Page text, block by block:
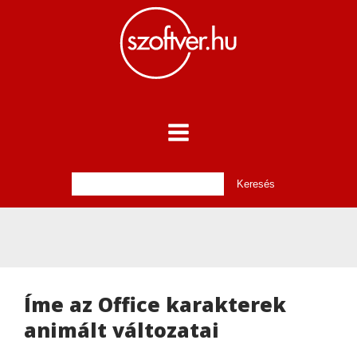
Íme az Office karakterek
animált változatai